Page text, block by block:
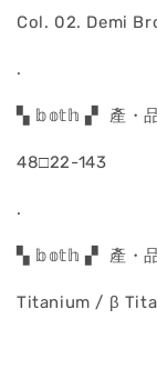
Col. 02. Demi
.
▚ 𝕓𝕠𝕥𝕙 ▞ 產・
48□22-143
.
▚ 𝕓𝕠𝕥𝕙 ▞ 產・
Titanium / β